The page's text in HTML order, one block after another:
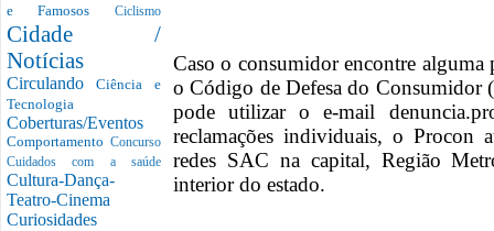
e Famosos Ciclismo
Cidade /
Notícias
CirculandoCiência e
Tecnologia
Coberturas/Eventos
Comportamento Concurso
Cuidados com a saúde
Cultura-Dança-
Teatro-Cinema
Curiosidades
Caso o consumidor encontre
o Código de Defesa do Consumidor
pode utilizar o e-mail
reclamações individuais, o Procon
redes SAC na capital, Região
interior do estado.